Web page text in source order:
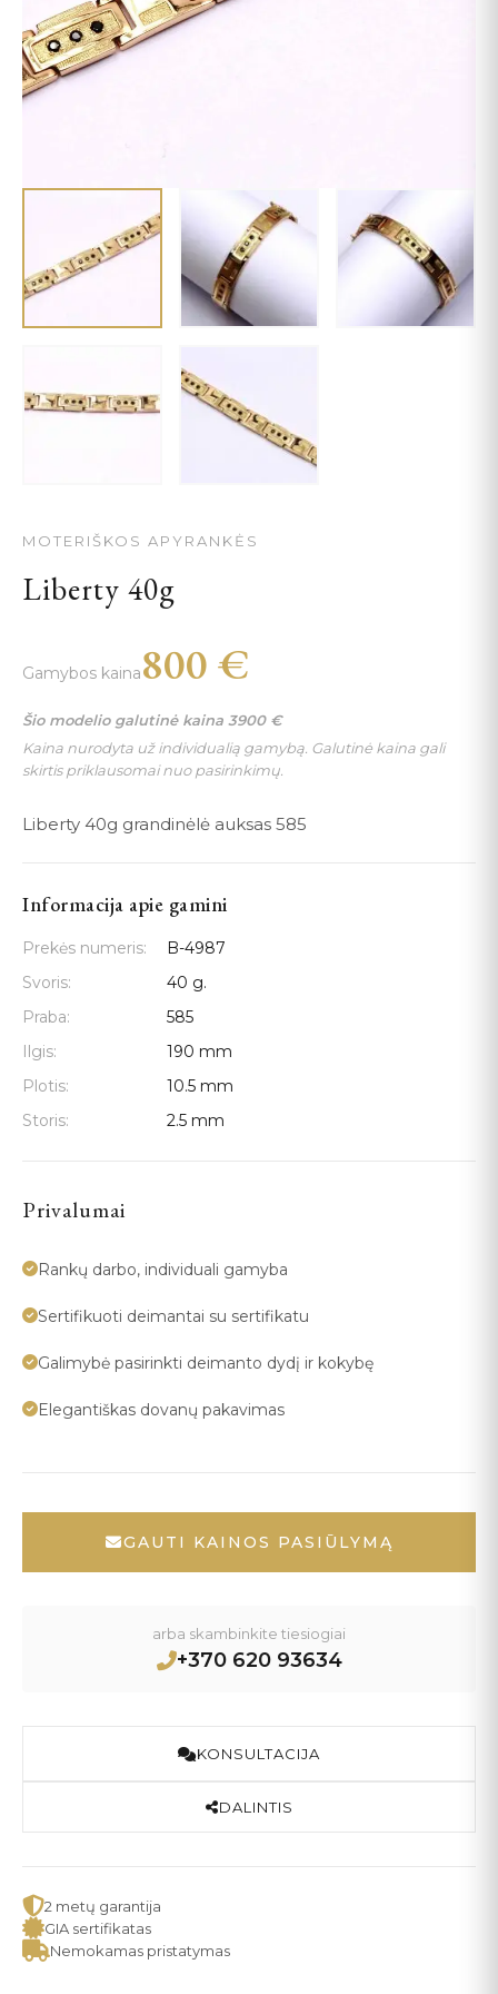
MOTERIŠKOS APYRANKĖS
Liberty 40g
Gamybos kaina800 €
Šio modelio galutinė kaina 3900 €
Kaina nurodyta už individualią gamybą. Galutinė kaina gali
skirtis priklausomai nuo pasirinkimų.
Liberty 40g grandinėlė auksas 585
Informacija apie gamini
Prekės numeris:
B-4987
Svoris:
40 g.
Praba:
585
Ilgis:
190 mm
Plotis:
10.5 mm
Storis:
2.5 mm
Privalumai
Rankų darbo, individuali gamyba
Sertifikuoti deimantai su sertifikatu
Galimybė pasirinkti deimanto dydį ir kokybę
Elegantiškas dovanų pakavimas
GAUTI KAINOS PASIŪLYMĄ
arba skambinkite tiesiogiai
+370 620 93634
KONSULTACIJA
DALINTIS
2 metų garantija
GIA sertifikatas
Nemokamas pristatymas